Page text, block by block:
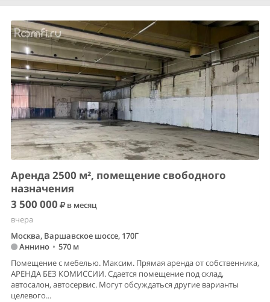
Аренда 2500 м², помещение свободного
назначения
3 500 000
в месяц
вчера
Москва, Варшавское шоссе, 170Г
Аннино • 570 м
Помещение с мебелью. Максим. Прямая аренда от собственника,
АРЕНДА БЕЗ КОМИССИИ. Сдается помещение под склад,
автосалон, автосервис. Могут обсуждаться другие варианты
целевого...